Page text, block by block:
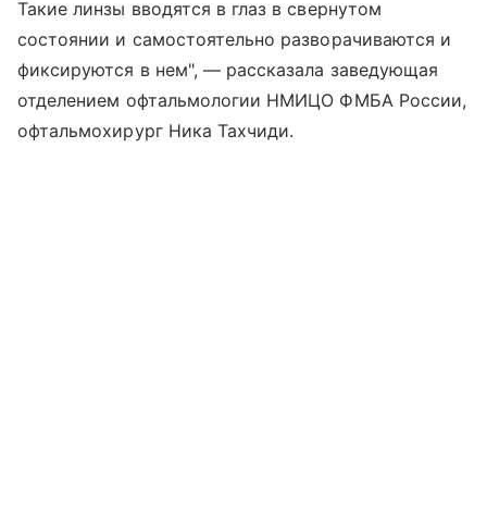
Такие линзы вводятся в глаз в свернутом
состоянии и самостоятельно разворачиваются и
фиксируются в нем", — рассказала заведующая
отделением офтальмологии НМИЦО ФМБА России,
офтальмохирург Ника Тахчиди.